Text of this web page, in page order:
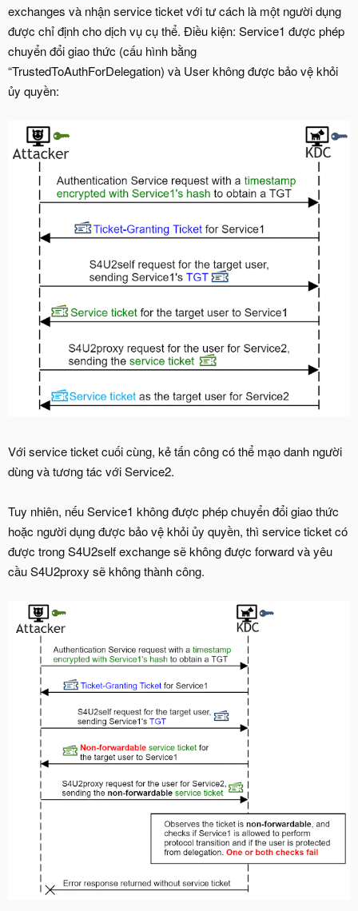
exchanges và nhận service ticket với tư cách là một người dụng
được chỉ định cho dịch vụ cụ thể. Điều kiện: Service1 được phép
chuyển đổi giao thức (cấu hình bằng
“TrustedToAuthForDelegation) và User không được bảo vệ khỏi
ủy quyền:
Với service ticket cuối cùng, kẻ tấn công có thể mạo danh người
dùng và tương tác với Service2.
Tuy nhiên, nếu Service1 không được phép chuyển đổi giao thức
hoặc người dụng được bảo vệ khỏi ủy quyền, thì service ticket có
được trong S4U2self exchange sẽ không được forward và yêu
cầu S4U2proxy sẽ không thành công.